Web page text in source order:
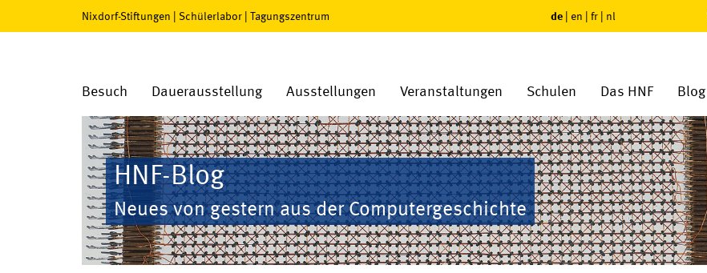
Nixdorf-Stiftungen | Schülerlabor | Tagungszentrum de | en | fr | nl
Besuch Dauerausstellung Ausstellungen Veranstaltungen Schulen Das HNF Blog
HNF-Blog
Neues von gestern aus der Computergeschichte